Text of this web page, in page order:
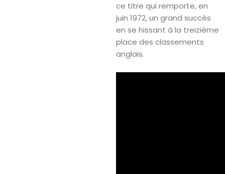
ce titre qui remporte, en
juin 1972, un grand succès
en se hissant à la treizième
place des classements
anglais.